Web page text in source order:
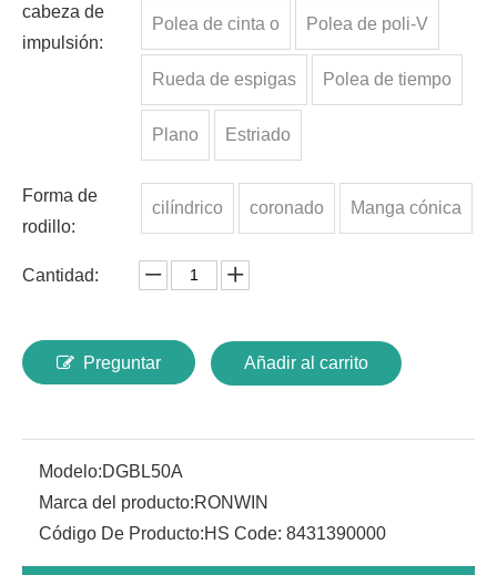
cabeza de
impulsión:
Polea de cinta o Polea de poli-V
Rueda de espigas Polea de tiempo
Plano Estriado
Forma de
rodillo:
cilíndrico coronado Manga cónica
Cantidad:
Preguntar Añadir al carrito
Modelo:DGBL50A
Marca del producto:RONWIN
Código De Producto:HS Code: 8431390000